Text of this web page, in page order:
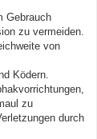
Gebrauch
zu vermeiden.
von
Ködern.
zu
durch